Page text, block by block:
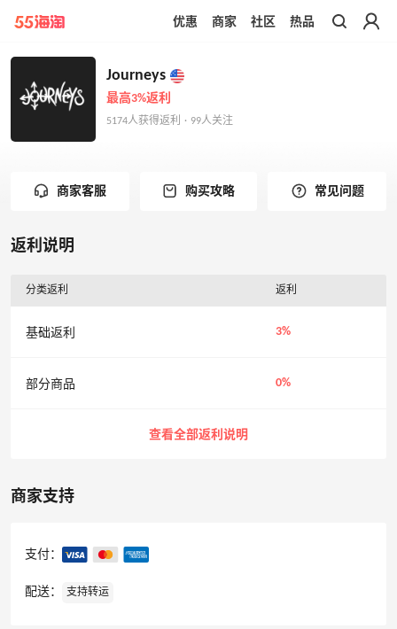
带你去官网买正品
优惠 商家 社区 热品
Journeys
最高3%返利
5174人获得返利 · 99人关注
商家客服 购买攻略 常见问题
返利说明
分类返利 返利
基础返利 3%
部分商品 0%
查看全部返利说明
商家支持
支付：
配送： 支持转运